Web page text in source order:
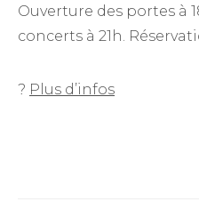
Ouverture des portes à
concerts à 21h.
? Plus d’infos